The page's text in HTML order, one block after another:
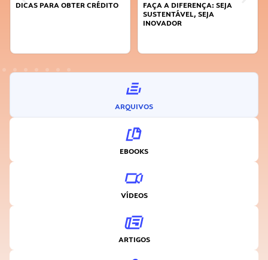
DICAS PARA OBTER CRÉDITO
FAÇA A DIFERENÇA: SEJA
SUSTENTÁVEL, SEJA
INOVADOR
ARQUIVOS
EBOOKS
VÍDEOS
ARTIGOS